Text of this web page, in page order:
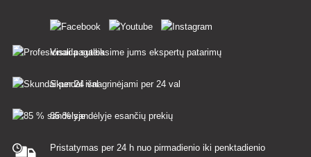
Visada suteiksime jums ekspertų patarimų
Skundai išnagrinėjami per 24 val
85 % sandėlyje esančių prekių
Pristatymas per 24 h nuo pirmadienio iki penktadienio